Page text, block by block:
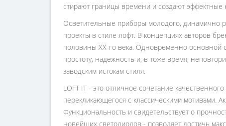
стирают границы времени и создают эффектные
Осветительные приборы молодого, динамично
проекты в стиле лофт. В концепциях авторов
половины ХХ-го века. Одновременно основной
простоту, надежность и, в тоже время,
заводским истокам стиля.
LOFT IT - это отличное сочетание
перекликающегося с классическими мотивами.
Функциональность и свидетельствует о
новейших светодиодов - позволяет достичь